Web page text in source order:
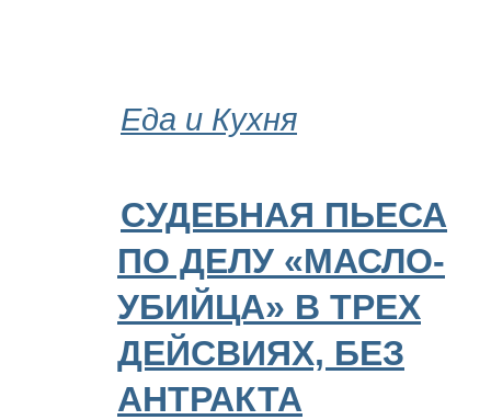
Еда и Кухня
СУДЕБНАЯ ПЬЕСА
ПО ДЕЛУ «МАСЛО-
УБИЙЦА» В ТРЕХ
ДЕЙСВИЯХ, БЕЗ
АНТРАКТА